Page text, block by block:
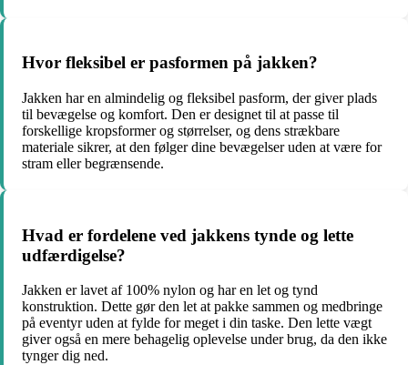
Hvor fleksibel er pasformen på jakken?
Jakken har en almindelig og fleksibel pasform, der giver plads
til bevægelse og komfort. Den er designet til at passe til
forskellige kropsformer og størrelser, og dens strækbare
materiale sikrer, at den følger dine bevægelser uden at være for
stram eller begrænsende.
Hvad er fordelene ved jakkens tynde og lette
udfærdigelse?
Jakken er lavet af 100% nylon og har en let og tynd
konstruktion. Dette gør den let at pakke sammen og medbringe
på eventyr uden at fylde for meget i din taske. Den lette vægt
giver også en mere behagelig oplevelse under brug, da den ikke
tynger dig ned.